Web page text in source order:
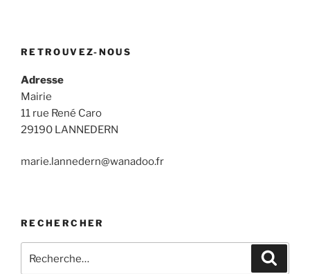
RETROUVEZ-NOUS
Adresse
Mairie
11 rue René Caro
29190 LANNEDERN
marie.lannedern@wanadoo.fr
RECHERCHER
pour